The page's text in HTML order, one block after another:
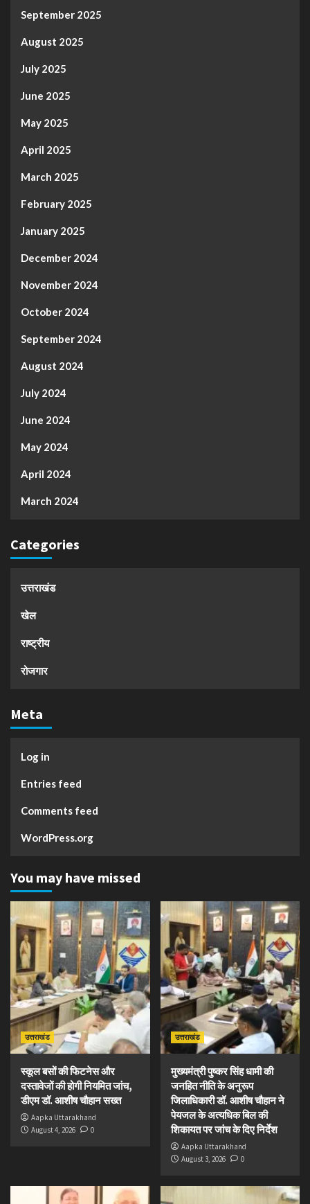
September 2025
August 2025
July 2025
June 2025
May 2025
April 2025
March 2025
February 2025
January 2025
December 2024
November 2024
October 2024
September 2024
August 2024
July 2024
June 2024
May 2024
April 2024
March 2024
Categories
उत्तराखंड
खेल
राष्ट्रीय
रोजगार
Meta
Log in
Entries feed
Comments feed
WordPress.org
You may have missed
उत्तराखंड
स्कूल बसों की फिटनेस और
दस्तावेजों की होगी नियमित जांच,
डीएम डॉ. आशीष चौहान सख्त
Aapka Uttarakhand
August 4, 2026
0
उत्तराखंड
मुख्यमंत्री पुष्कर सिंह धामी की
जनहित नीति के अनुरूप
जिलाधिकारी डॉ. आशीष चौहान ने
पेयजल के अत्यधिक बिल की
शिकायत पर जांच के दिए निर्देश
Aapka Uttarakhand
August 3, 2026
0